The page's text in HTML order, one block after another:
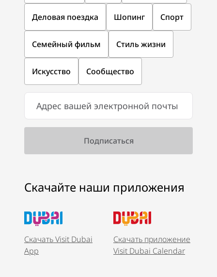
Деловая поездка Шопинг Спорт
Семейный фильм Стиль жизни
Искусство Сообщество
Скачайте наши приложения
Скачать Visit Dubai
App
Скачать приложение
Visit Dubai Calendar